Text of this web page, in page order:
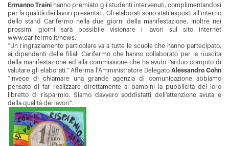
Ermanno Traini hanno premiato gli studenti intervenuti, complimentandosi
per la qualità dei lavori presentati. Gli elaborati sono stati esposti all’interno
dello stand Carifermo nella due giorni della manifestazione. Inoltre nei
prossimi giorni sarà possibile visionare i lavori sul sito internet
www.carifermo.it/news.
“Un ringraziamento particolare va a tutte le scuole che hanno partecipato,
ai dipendenti delle filiali Carifermo che hanno collaborato per la riuscita
della manifestazione ed alla commissione che ha avuto l’arduo compito di
valutare gli elaborati.” Afferma l’Amministratore Delegato Alessandro Cohn
“invece di chiamare una grande agenzia di comunicazione abbiamo
pensato di far realizzare direttamente ai bambini la pubblicità del loro
libretto di risparmio. Siamo davvero soddisfatti dell’attenzione avuta e
della qualità dei lavori”.